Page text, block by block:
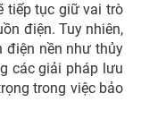
tiếp tục giữ vai trò
điện. Tuy nhiên,
điện nền như thủy
các giải pháp lưu
trong việc bảo